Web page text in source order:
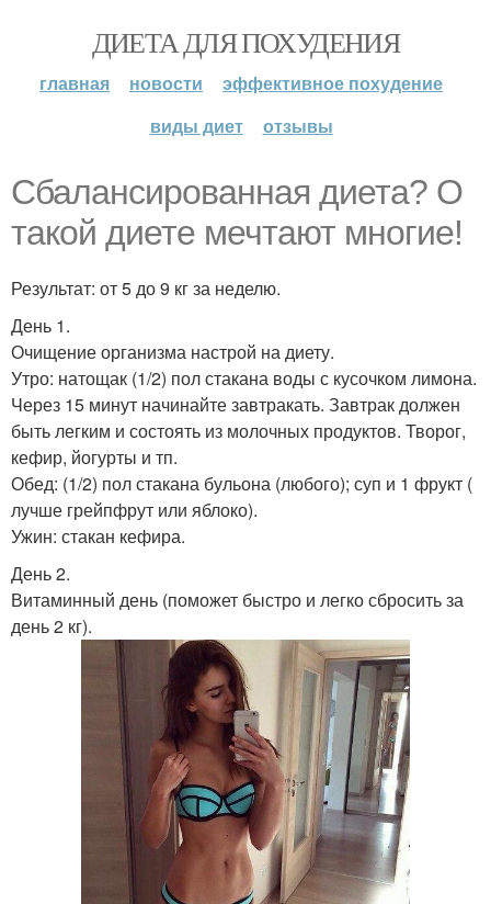
ДИЕТА ДЛЯ ПОХУДЕНИЯ
главная новости
эффективное похудение
виды диет
отзывы
Сбалансированная диета? О
такой диете мечтают многие!
Результат: от 5 до 9 кг за неделю.
День 1.
Очищение организма настрой на диету.
Утро: натощак (1/2) пол стакана воды с кусочком лимона.
Через 15 минут начинайте завтракать. Завтрак должен
быть легким и состоять из молочных продуктов. Творог,
кефир, йогурты и тп.
Обед: (1/2) пол стакана бульона (любого); суп и 1 фрукт (
лучше грейпфрут или яблоко).
Ужин: стакан кефира.
День 2.
Витаминный день (поможет быстро и легко сбросить за
день 2 кг).